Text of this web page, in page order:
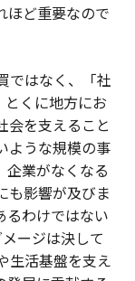
ど重要なので
ではなく、「社
とくに地方にお
会を支えること
ような規模の事
企業がなくなる
も影響が及びま
るわけではない
ージは決して
生活基盤を支え